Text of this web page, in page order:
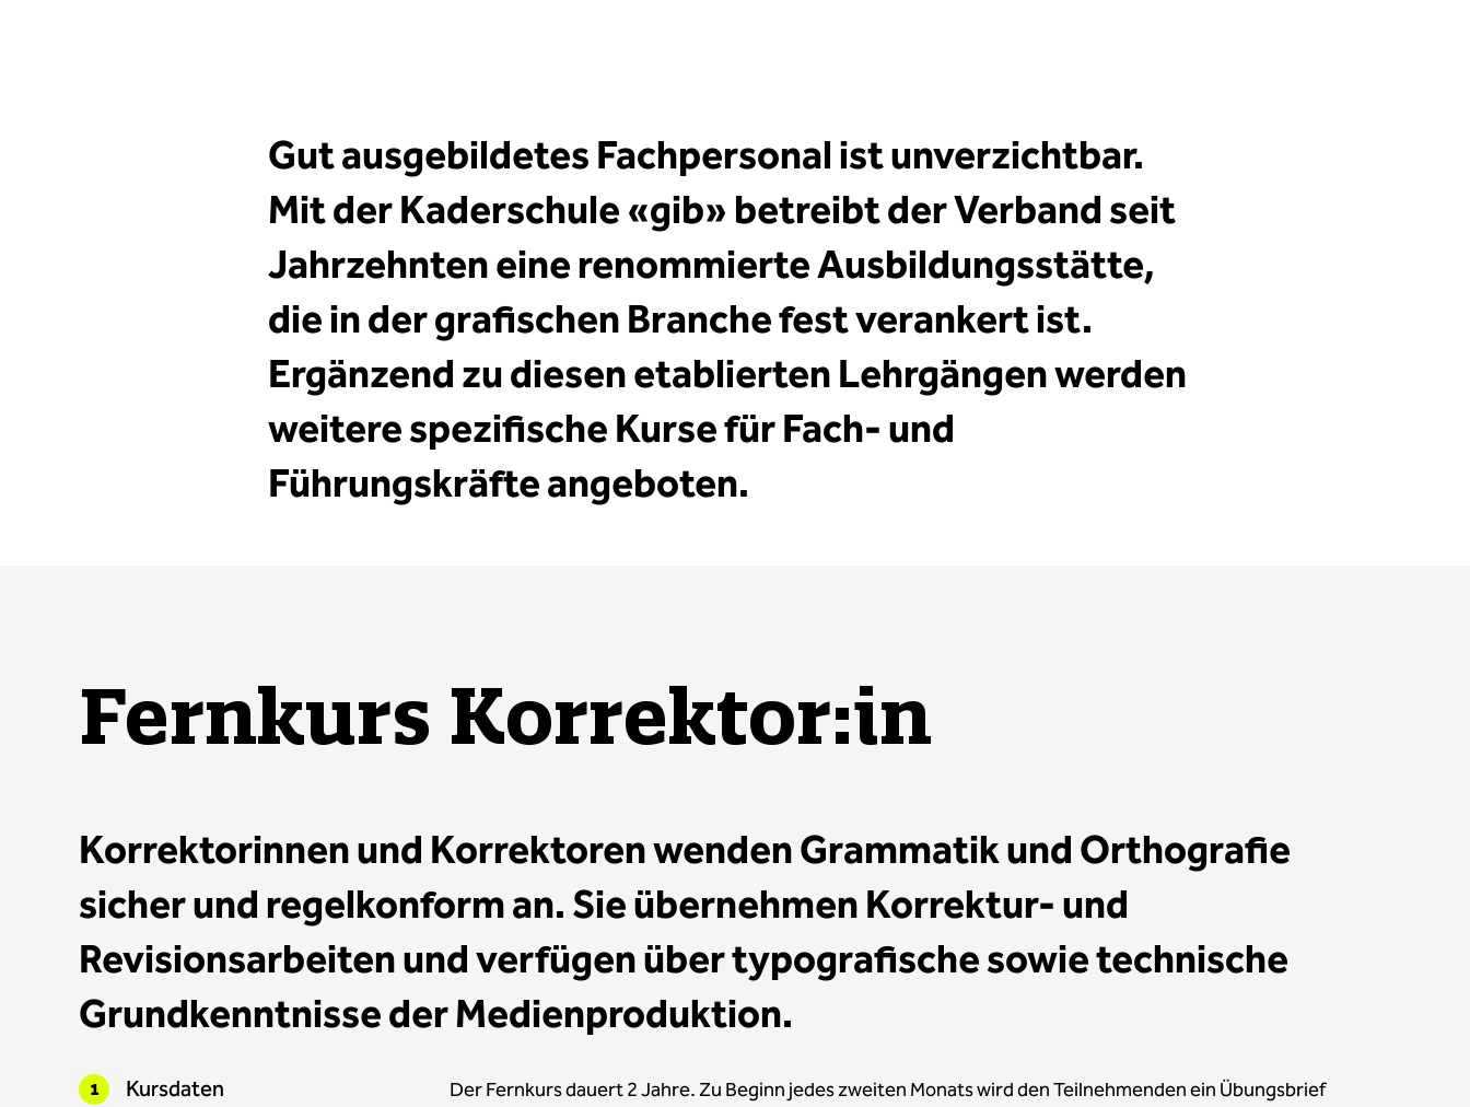
Gut ausgebildetes Fachpersonal ist unverzichtbar.
Mit der Kaderschule «gib» betreibt der Verband seit
Jahrzehnten eine renommierte Ausbildungsstätte,
die in der grafischen Branche fest verankert ist.
Ergänzend zu diesen etablierten Lehrgängen werden
weitere spezifische Kurse für Fach- und
Führungskräfte angeboten.
Fernkurs Korrektor:in
Korrektorinnen und Korrektoren wenden Grammatik und Orthografie
sicher und regelkonform an. Sie übernehmen Korrektur- und
Revisionsarbeiten und verfügen über typografische sowie technische
Grundkenntnisse der Medienproduktion.
Kursdaten
Der Fernkurs dauert 2 Jahre. Zu Beginn jedes zweiten Monats wird den Teilnehmenden ein Übungsbrief